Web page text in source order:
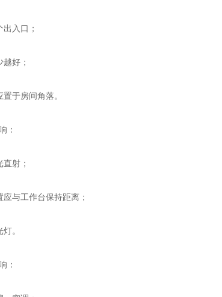
入口；
好；
于房间角落。
：
射；
与工作台保持距离；
。
：